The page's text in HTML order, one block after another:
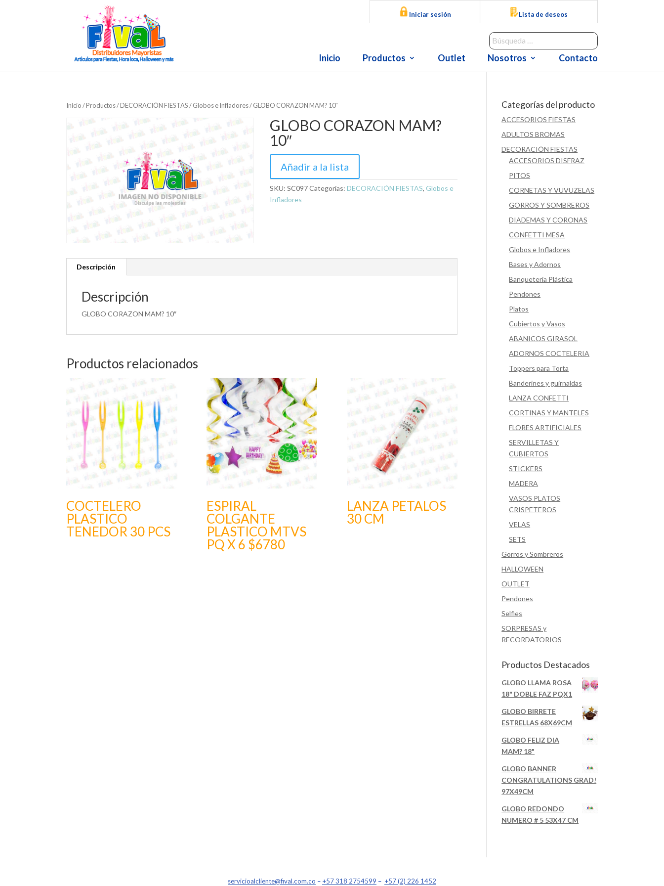
Iniciar sesión Lista de deseos
Inicio Productos Outlet Nosotros Contacto
Inicio/Productos/DECORACIÓN FIESTAS/Globos e Infladores/ GLOBO CORAZON MAM? 10″
GLOBO CORAZON MAM?
10″
Añadir a la lista
SKU:SC097Categorías:DECORACIÓN FIESTAS,Globos e
Infladores
Descripción
Descripción
GLOBO CORAZON MAM? 10″
Productos relacionados
COCTELERO
PLASTICO
TENEDOR 30 PCS
ESPIRAL
COLGANTE
PLASTICO MTVS
PQ X 6 $6780
LANZA PETALOS
30 CM
Categorías del producto
ACCESORIOS FIESTAS
ADULTOS BROMAS
DECORACIÓN FIESTAS
ACCESORIOS DISFRAZ
PITOS
CORNETAS Y VUVUZELAS
GORROS Y SOMBREROS
DIADEMAS Y CORONAS
CONFETTI MESA
Globos e Infladores
Bases y Adornos
Banqueteria Plástica
Pendones
Platos
Cubiertos y Vasos
ABANICOS GIRASOL
ADORNOS COCTELERIA
Toppers para Torta
Banderines y guirnaldas
LANZA CONFETTI
CORTINAS Y MANTELES
FLORES ARTIFICIALES
SERVILLETAS Y
CUBIERTOS
STICKERS
MADERA
VASOS PLATOS
CRISPETEROS
VELAS
SETS
Gorros y Sombreros
HALLOWEEN
OUTLET
Pendones
Selfies
SORPRESAS y
RECORDATORIOS
Productos Destacados
GLOBO LLAMA ROSA
18" DOBLE FAZ PQX1
GLOBO BIRRETE
ESTRELLAS 68X69CM
GLOBO FELIZ DIA
MAM? 18"
GLOBO BANNER
CONGRATULATIONS GRAD!
97X49CM
GLOBO REDONDO
NUMERO # 5 53X47 CM
servicioalcliente@fival.com.co – +57 318 2754599 – +57 (2) 226 1452